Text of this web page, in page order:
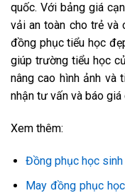
quốc. Với bảng giá
vải an toàn cho trẻ và
đồng phục tiểu học
giúp trường tiểu học
nâng cao hình ảnh và
nhận tư vấn và báo giá
Xem thêm:
Đồng phục học
May đồng phục